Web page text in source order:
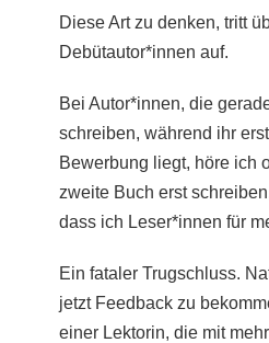
Diese Art zu denken, tritt
Debütautor*innen auf.
Bei Autor*innen, die
schreiben, während ihr
Bewerbung liegt, höre ich
zweite Buch erst
dass ich Leser*innen für
Ein fataler Trugschluss.
jetzt Feedback zu
einer Lektorin, die mit